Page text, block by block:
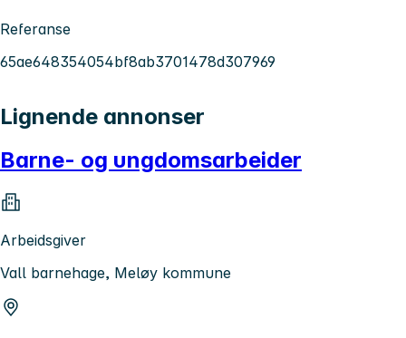
Referanse
65ae648354054bf8ab3701478d307969
Lignende annonser
Barne- og ungdomsarbeider
Arbeidsgiver
Vall barnehage, Meløy kommune